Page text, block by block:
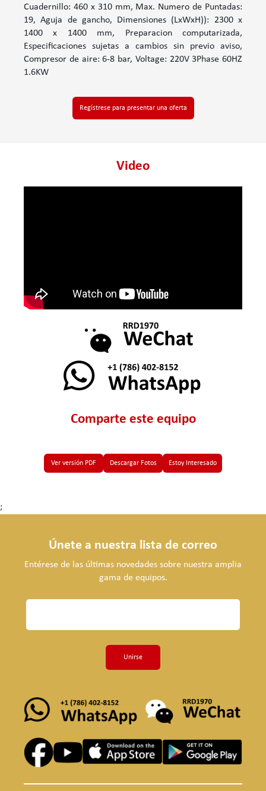
Cuadernillo: 460 x 310 mm, Max. Numero de Puntadas:
19, Aguja de gancho, Dimensiones (LxWxH)): 2300 x
1400 x 1400 mm, Preparacion computarizada,
Especificaciones sujetas a cambios sin previo aviso,
Compresor de aire: 6-8 bar, Voltage: 220V 3Phase 60HZ
1.6KW
Regístrese para presentar una oferta
Video
Comparte este equipo
Ver versión PDF Descargar Fotos Estoy Interesado
;
Únete a nuestra lista de correo
Entérese de las últimas novedades sobre nuestra amplia
gama de equipos.
Unirse